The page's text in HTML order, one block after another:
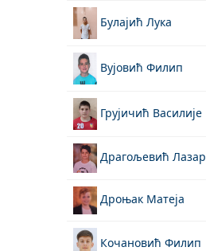
Булајић Лука
Вујовић Филип
Грујичић Василије
Драгољевић Лазар
Дроњак Матеја
Кочановић Филип